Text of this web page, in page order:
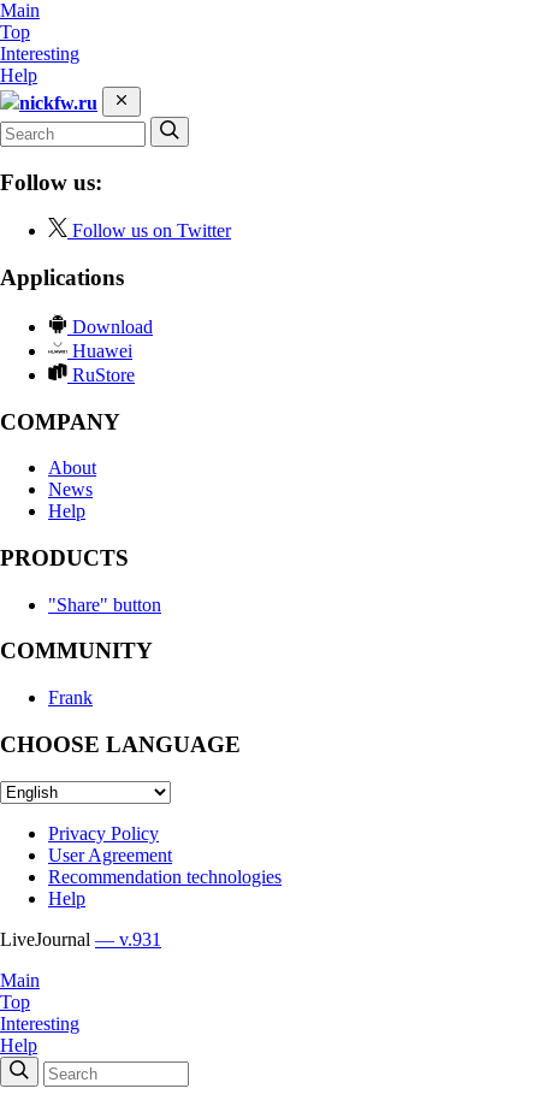
Main
Top
Interesting
Help
nickfw.ru
Follow us:
Follow us on Twitter
Applications
Download
Huawei
RuStore
COMPANY
About
News
Help
PRODUCTS
"Share" button
COMMUNITY
Frank
CHOOSE LANGUAGE
Privacy Policy
User Agreement
Recommendation technologies
Help
LiveJournal — v.931
Main
Top
Interesting
Help